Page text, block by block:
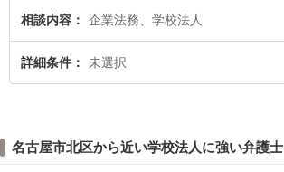
相談内容 企業法務、学校法人
詳細条件 未選択
名古屋市北区から近い学校法人に強い弁護士